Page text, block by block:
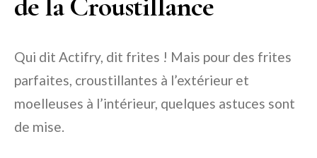
Qui dit Actifry, dit frites ! Mais pour des frites
parfaites, croustillantes à l’extérieur et
moelleuses à l’intérieur, quelques astuces sont
de mise.